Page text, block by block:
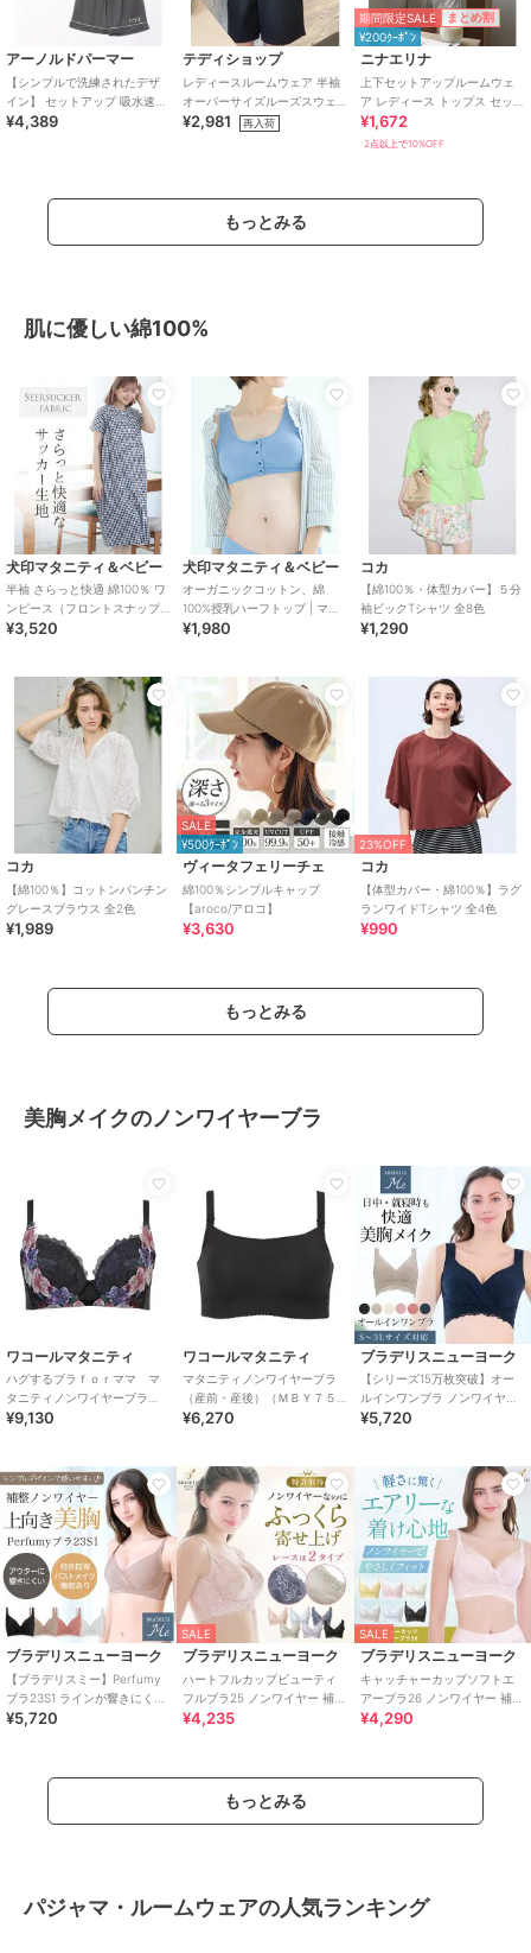
アーノルドパーマー
【シンプルで洗練されたデザ
イン】 セットアップ 吸水速乾
半袖 Tシャツ×ハーフパンツ
¥4,389
テディショップ
レディースルームウェア 半袖
オーバーサイズルーズスウェ
ットトップス+パンツセットア
¥2,981 再入荷
期間限定SALE まとめ割
¥200ｸｰﾎﾟﾝ
ニナエリナ
上下セットアップルームウェ
ア レディース トップス セット
アップ 半袖
¥1,672
2点以上で10%OFF
もっとみる
肌に優しい綿100%
犬印マタニティ＆ベビー
半袖 さらっと快適 綿100％ ワ
ンピース（フロントスナップ
タイプ） | マタニティウェア・
¥3,520
犬印マタニティ＆ベビー
オーガニックコットン、綿
100%授乳ハーフトップ | マタ
ニティ・授乳ブラ
¥1,980
コカ
【綿100％・体型カバー】５分
袖ビックTシャツ 全8色
¥1,290
コカ
【綿100％】コットンパンチン
グレースブラウス 全2色
¥1,989
SALE
¥500ｸｰﾎﾟﾝ
ヴィータフェリーチェ
綿100％シンプルキャップ
【aroco/アロコ】
¥3,630
23%OFF
コカ
【体型カバー・綿100％】ラグ
ランワイドTシャツ 全4色
¥990
もっとみる
美胸メイクのノンワイヤーブラ
ワコールマタニティ
ハグするブラｆｏｒママ マ
タニティノンワイヤーブラ
（産前・産後）（
¥9,130
ワコールマタニティ
マタニティノンワイヤーブラ
（産前・産後）（ＭＢＹ７５
７）
¥6,270
ブラデリスニューヨーク
【シリーズ15万枚突破】オー
ルインワンブラ ノンワイヤー
補正 ブラジャー ナイトブラ ブ
¥5,720
ブラデリスニューヨーク
【ブラデリスミー】Perfumy
ブラ23S1 ラインが響きにくい
ノンワイヤーブラ 補正下着
¥5,720
SALE
ブラデリスニューヨーク
ハートフルカップビューティ
フルブラ25 ノンワイヤー 補正
ブラジャー 補整下着 ブラデリ
¥4,235
SALE
ブラデリスニューヨーク
キャッチャーカップソフトエ
アーブラ26 ノンワイヤー 補正
下着 補整 ブラデリス ブラレッ
¥4,290
もっとみる
パジャマ・ルームウェアの人気ランキング